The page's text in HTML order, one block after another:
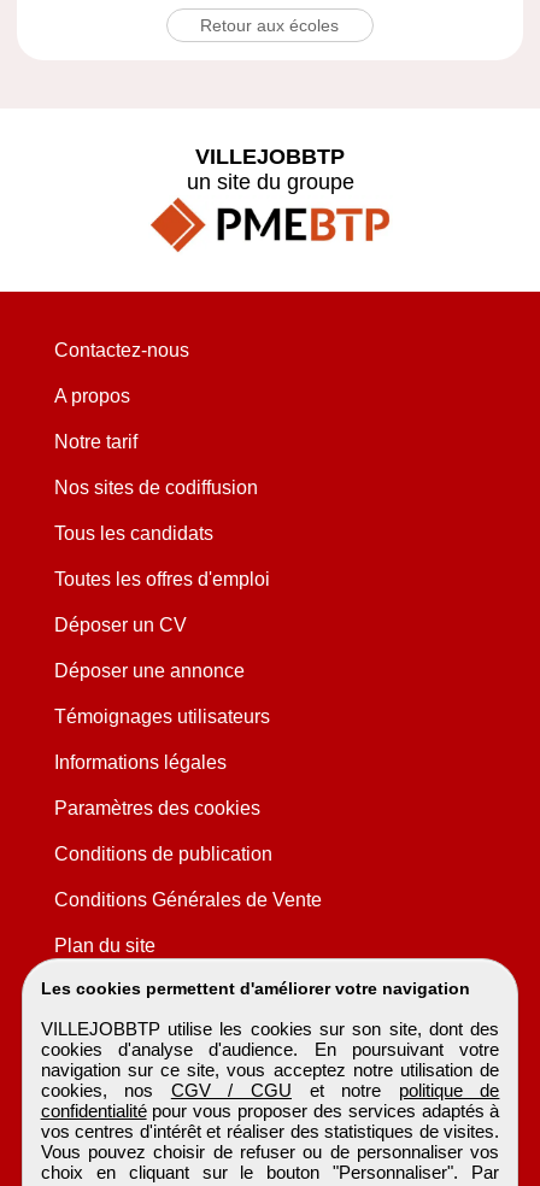
Retour aux écoles
Les cookies permettent d'améliorer votre navigation
VILLEJOBBTP utilise les cookies sur son site, dont des
cookies d'analyse d'audience. En poursuivant votre
navigation sur ce site, vous acceptez notre utilisation de
cookies, nos CGV / CGU et notre politique de
confidentialitépour vous proposer des services adaptés à
vos centres d'intérêt et réaliser des statistiques de visites.
Vous pouvez choisir de refuser ou de personnaliser vos
choix en cliquant sur le bouton "Personnaliser". Par
VILLEJOBBTP
un site du groupe
Contactez-nous
A propos
Notre tarif
Nos sites de codiffusion
Tous les candidats
Toutes les offres d'emploi
Déposer un CV
Déposer une annonce
Témoignages utilisateurs
Informations légales
Paramètres des cookies
Conditions de publication
Conditions Générales de Vente
Plan du site